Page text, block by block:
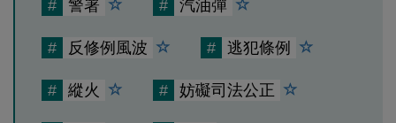
# 警署 # 汽油彈
# 反修例風波 # 逃犯條例
# 縱火 # 妨礙司法公正